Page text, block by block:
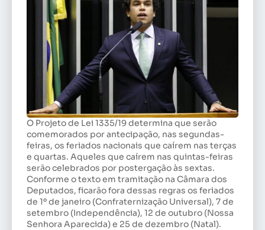
O Projeto de Lei 1335/19 determina que serão
comemorados por antecipação, nas segundas-
feiras, os feriados nacionais que caírem nas terças
e quartas. Aqueles que caírem nas quintas-feiras
serão celebrados por postergação às sextas.
Conforme o texto em tramitação na Câmara dos
Deputados, ficarão fora dessas regras os feriados
de 1º de janeiro (Confraternização Universal), 7 de
setembro (Independência), 12 de outubro (Nossa
Senhora Aparecida) e 25 de dezembro (Natal).